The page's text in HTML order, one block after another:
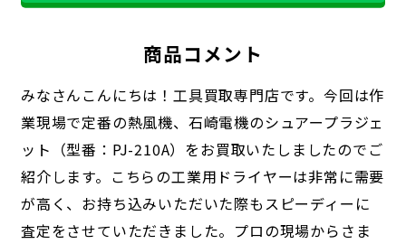
商品コメント
みなさんこんにちは！工具買取専門店です。今回は作
業現場で定番の熱風機、石崎電機のシュアープラジェ
ット（型番：PJ-210A）をお買取いたしましたのでご
紹介します。こちらの工業用ドライヤーは非常に需要
が高く、お持ち込みいただいた際もスピーディーに
査定をさせていただきました。プロの現場からさま